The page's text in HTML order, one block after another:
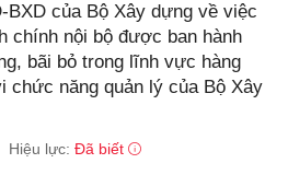
BXD của Bộ Xây dựng về việc
chính nội bộ được ban hành
bãi bỏ trong lĩnh vực hàng
chức năng quản lý của Bộ Xây
Hiệu lực: Đã biết